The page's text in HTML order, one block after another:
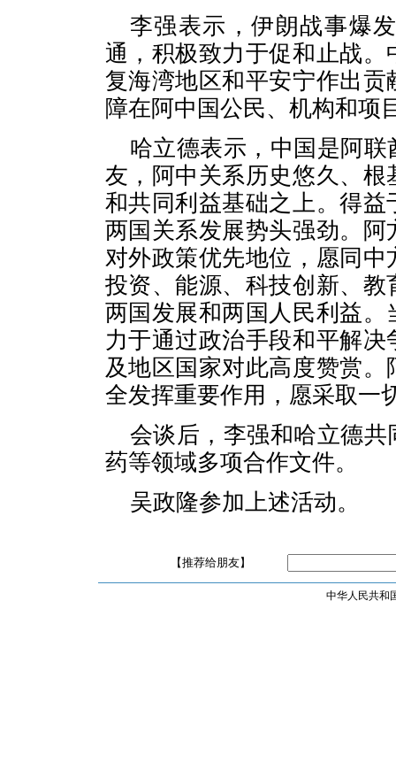
李强表示，伊朗战事爆
通，积极致力于促和止战
复海湾地区和平安宁作出
障在阿中国公民、机构和项
哈立德表示，中国是阿
友，阿中关系历史悠久、
和共同利益基础之上。得
两国关系发展势头强劲。
对外政策优先地位，愿同
投资、能源、科技创新、
两国发展和两国人民利益
力于通过政治手段和平解
及地区国家对此高度赞赏
全发挥重要作用，愿采取一
会谈后，李强和哈立德
药等领域多项合作文件。
吴政隆参加上述活动。
【推荐给朋友】
中华人民共和